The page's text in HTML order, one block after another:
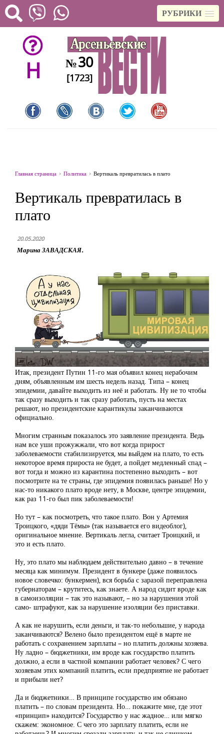
РУБРИКИ
H №30
[1723]
Главная страница Политика Вертикаль превратилась в плато
Вертикаль превратилась в
плато
20.05.2020
Марина ЗАВАДСКАЯ.
Итак, президент Путин 11-го мая объявил конец нерабочим
дням, объявленным им шесть недель назад. Типа – конец
эпидемии, давайте выходить из неё и работать. Ну не то чтобы
так сразу выходить и так сразу работать, пусть на местах
решают, но президентские карантикулы заканчиваются
официально.
Многим странным показалось это заявление президента. Ведь
нам все уши прожужжали, что вот когда прирост
заболеваемости стабилизируется, мы выйдем на плато, то есть
некоторое время прироста не будет, а пойдет медленный спад –
вот тогда и можно из карантина постепенно выходить – вот
посмотрите на те страны, где эпидемия появилась раньше! Но у
нас-то никакого плато вроде нету, в Москве, центре эпидемии,
как раз 11-го был пик заболеваемости!
Но тут – как посмотреть, что такое плато. Вон у Артемия
Троицкого, «дяди Тёмы» (так называется его видеоблог),
оригинальное мнение. Вертикаль легла, считает Троицкий, и
это и есть плато.
Ну, это плато мы наблюдаем действительно давно – в течение
месяца как минимум. Президент в бункере (даже появилось
новое словечко: бункермен), вся борьба с заразой переправлена
губернаторам – крутитесь, как знаете. А народ сидит вроде как
в самоизоляции – так это называют, – но за нарушения этой
само- штрафуют, как за нарушение изоляции без приставки.
А как не нарушить, если деньги, и так-то небольшие, у народа
заканчиваются? Велено было президентом ещё в марте не
работать с сохранением зарплаты – но платить должны хозяева.
Ну ладно – бюджетники, им вроде как государство платить
должно, а если в частной компании работает человек? С чего
хозяевам этих компаний платить, если предприятие не работает
и прибыли нет?
Да и бюджетники… В принципе государство им обязано
платить – по словам президента. Но… покажите мне, где этот
«принцип» находится? Государство у нас жадное… или мягко
скажем: экономное. С чего это зарплату платить, если не